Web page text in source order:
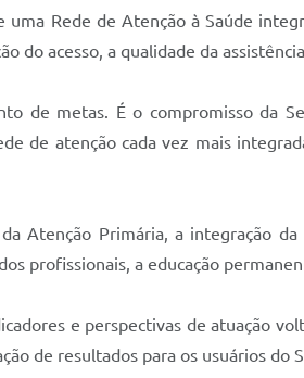
Rede de Atenção à Saúde
do acesso, a qualidade da
de metas. É o compromisso da
de atenção cada vez mais
Atenção Primária, a integração
profissionais, a educação
e perspectivas de atuação
de resultados para os usuários do